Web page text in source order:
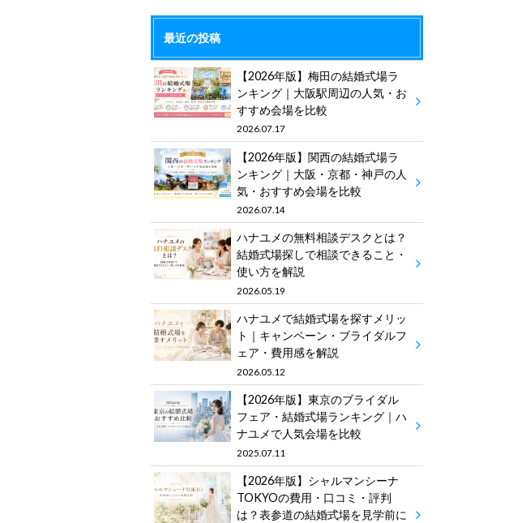
最近の投稿
【2026年版】梅田の結婚式場ラ
ンキング｜大阪駅周辺の人気・お
すすめ会場を比較
2026.07.17
【2026年版】関西の結婚式場ラ
ンキング｜大阪・京都・神戸の人
気・おすすめ会場を比較
2026.07.14
ハナユメの無料相談デスクとは？
結婚式場探しで相談できること・
使い方を解説
2026.05.19
ハナユメで結婚式場を探すメリッ
ト｜キャンペーン・ブライダルフ
ェア・費用感を解説
2026.05.12
【2026年版】東京のブライダル
フェア・結婚式場ランキング｜ハ
ナユメで人気会場を比較
2025.07.11
【2026年版】シャルマンシーナ
TOKYOの費用・口コミ・評判
は？表参道の結婚式場を見学前に